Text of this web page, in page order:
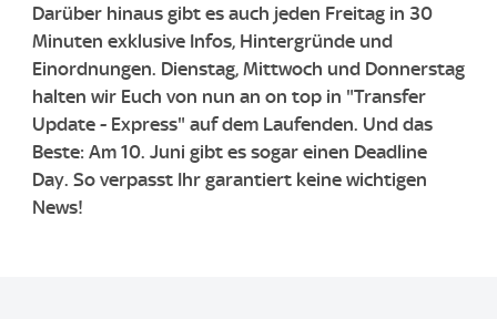
Darüber hinaus gibt es auch jeden Freitag in 30
Minuten exklusive Infos, Hintergründe und
Einordnungen. Dienstag, Mittwoch und Donnerstag
halten wir Euch von nun an on top in "Transfer
Update - Express" auf dem Laufenden. Und das
Beste: Am 10. Juni gibt es sogar einen Deadline
Day. So verpasst Ihr garantiert keine wichtigen
News!